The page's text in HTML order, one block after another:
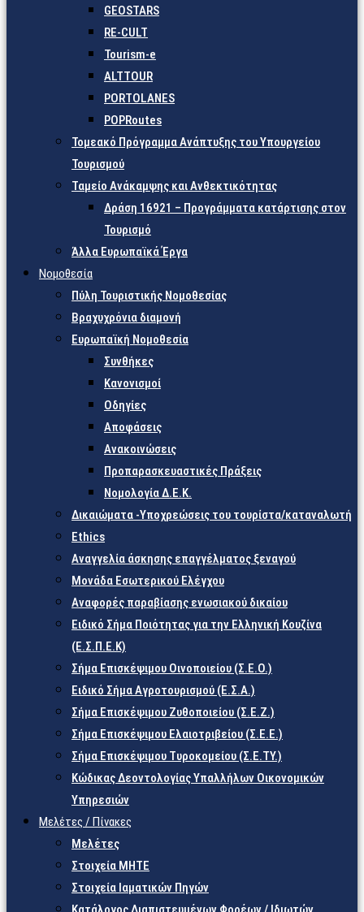
GEOSTARS
RE-CULT
Tourism-e
ALTTOUR
PORTOLANES
POPRoutes
Τομεακό Πρόγραμμα Ανάπτυξης του Υπουργείου
Τουρισμού
Ταμείο Ανάκαμψης και Ανθεκτικότητας
Δράση 16921 – Προγράμματα κατάρτισης στον
Τουρισμό
Άλλα Ευρωπαϊκά Έργα
Νομοθεσία
Πύλη Τουριστικής Νομοθεσίας
Βραχυχρόνια διαμονή
Ευρωπαϊκή Νομοθεσία
Συνθήκες
Κανονισμοί
Οδηγίες
Αποφάσεις
Ανακοινώσεις
Προπαρασκευαστικές Πράξεις
Νομολογία Δ.Ε.Κ.
Δικαιώματα -Υποχρεώσεις του τουρίστα/καταναλωτή
Ethics
Αναγγελία άσκησης επαγγέλματος ξεναγού
Μονάδα Εσωτερικού Ελέγχου
Αναφορές παραβίασης ενωσιακού δικαίου
Ειδικό Σήμα Ποιότητας για την Ελληνική Κουζίνα
(Ε.Σ.Π.Ε.Κ)
Σήμα Επισκέψιμου Οινοποιείου (Σ.Ε.Ο.)
Ειδικό Σήμα Αγροτουρισμού (Ε.Σ.Α.)
Σήμα Επισκέψιμου Ζυθοποιείου (Σ.Ε.Ζ.)
Σήμα Επισκέψιμου Ελαιοτριβείου (Σ.Ε.Ε.)
Σήμα Επισκέψιμου Τυροκομείου (Σ.Ε.TY.)
Κώδικας Δεοντολογίας Υπαλλήλων Οικονομικών
Υπηρεσιών
Μελέτες / Πίνακες
Μελέτες
Στοιχεία ΜΗΤΕ
Στοιχεία Ιαματικών Πηγών